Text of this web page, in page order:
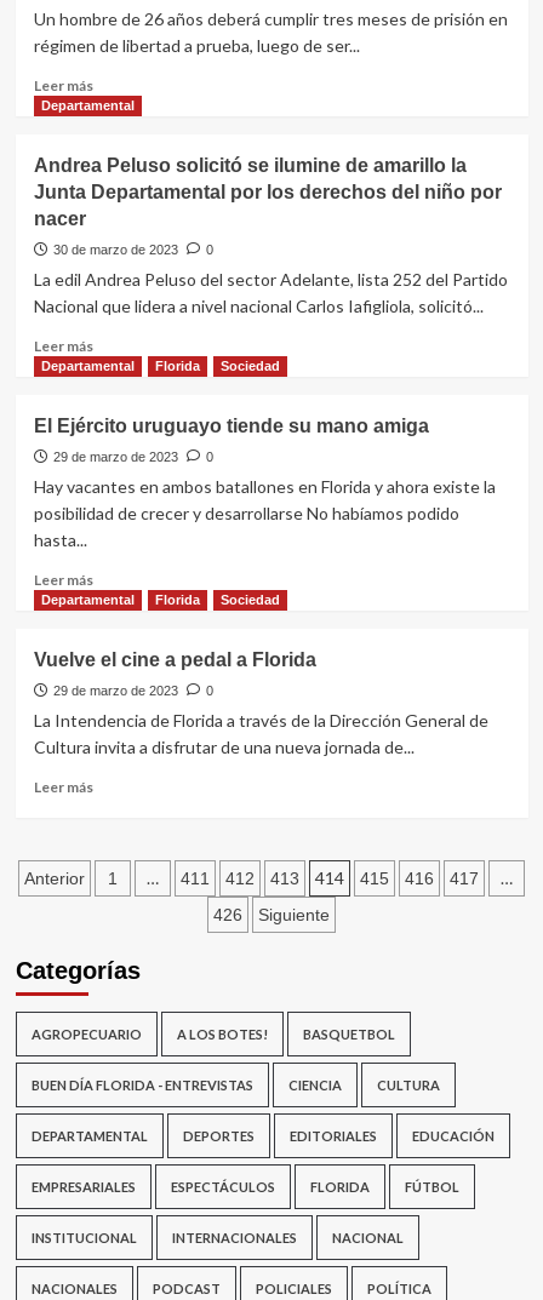
y
una
recuperada
en
Un hombre de 26 años deberá cumplir tres meses de prisión en
régimen de libertad a prueba, luego de ser...
Leer másLeer
más
fue
condenado
hurto
Florida
Departamental
Andrea Peluso solicitó se ilumine de amarillo la
Junta Departamental por los derechos del niño por
nacer
30 de marzo de 2023 0
La edil Andrea Peluso del sector Adelante, lista 252 del Partido
Nacional que lidera a nivel nacional Carlos Iafigliola, solicitó...
Leer másLeer
más
Peluso
solicitó
se
ilumine
Junta
los
derechos
del
por
Departamental Florida Sociedad
El Ejército uruguayo tiende su mano amiga
29 de marzo de 2023 0
Hay vacantes en ambos batallones en Florida y ahora existe la
posibilidad de crecer y desarrollarse No habíamos podido
hasta...
Leer másLeer
más
Ejército
uruguayo
tiende
su
amiga
Departamental Florida Sociedad
Vuelve el cine a pedal a Florida
29 de marzo de 2023 0
La Intendencia de Florida a través de la Dirección General de
Cultura invita a disfrutar de una nueva jornada de...
Leer másLeer
cine
a
Paginación
entradas
Anterior 1 … 411 412 413 414 415 416 417 …
426 Siguiente
Categorías
AGROPECUARIO A LOS BOTES! BASQUETBOL
BUEN DÍA FLORIDA - ENTREVISTAS CIENCIA CULTURA
DEPARTAMENTAL DEPORTES EDITORIALES EDUCACIÓN
EMPRESARIALES ESPECTÁCULOS FLORIDA FÚTBOL
INSTITUCIONAL INTERNACIONALES NACIONAL
NACIONALES PODCAST POLICIALES POLÍTICA